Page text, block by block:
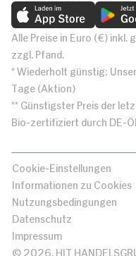
Alle Preise in Euro (€)
zzgl. Pfand.
* Wiederholt günstig:
Tage (Aktion)
** Günstigster Preis der
Bio-zertifiziert durch DE-
Cookie-Einstellungen
Informationen zu Cookies
Nutzungsbedingungen
Datenschutz
Impressum
© 2026, HIT